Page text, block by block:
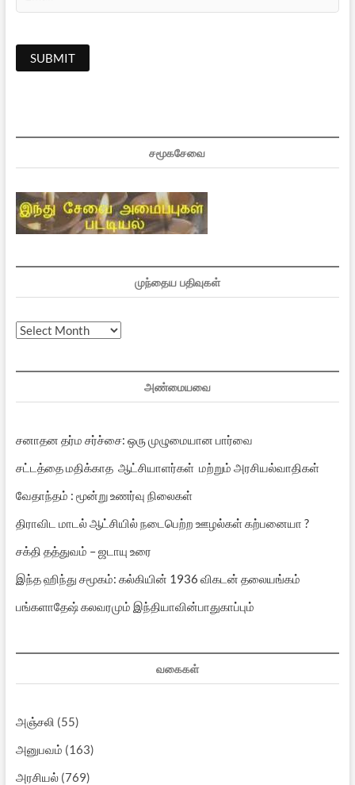
சமூகசேவை
முந்தைய பதிவுகள்
முந்தைய
அண்மையவை
சனாதன தர்ம சர்ச்சை: ஒரு முழுமையான பார்வை
சட்டத்தை மதிக்காத ஆட்சியாளர்கள் மற்றும் அரசியல்வாதிகள்
வேதாந்தம் : மூன்று உணர்வு நிலைகள்
திராவிட மாடல் ஆட்சியில் நடைபெற்ற ஊழல்கள் கற்பனையா ?
சக்தி தத்துவம் – ஜடாயு உரை
இந்த ஹிந்து சமூகம்: கல்கியின் 1936 விகடன் தலையங்கம்
பங்களாதேஷ் கலவரமும் இந்தியாவின்பாதுகாப்பும்
வகைகள்
அஞ்சலி (55)
அனுபவம் (163)
அரசியல்(769)